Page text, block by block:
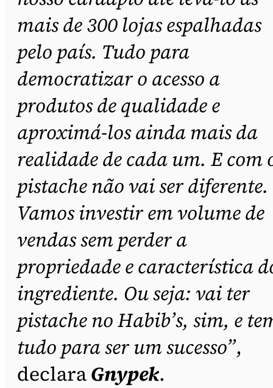
mais de 300 lojas espalhadas
pelo país. Tudo para
democratizar o acesso a
produtos de qualidade e
aproximá-los ainda mais da
realidade de cada um. E com
pistache não vai ser diferente.
Vamos investir em volume de
vendas sem perder a
propriedade e característica
ingrediente. Ou seja: vai ter
pistache no Habib’s, sim, e
tudo para ser um sucesso”,
declaraGnypek.